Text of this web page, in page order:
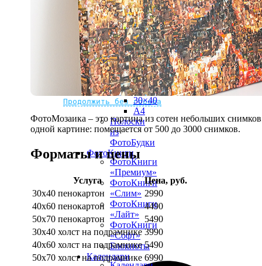
Не нашли Ваш город?
Мы доставляем по всему миру
Продолжить без города
рамке
10х10
10×15
13×18
15×15
15×20
20×20
20×30
30×30
30×40
A4
Полоски
из
ФотоБудки
ФотоКниги
ФотоКниги
«Премиум»
ФотоКниги
«Слим»
ФотоКниги
«Лайт»
ФотоКниги
«Софт»
Блокноты
Календари
ФотоМозаика – это картина из сотен небольших
одной картине: помещается от 500 до 3000 снимков.
Форматы и цены
Услуга
Цена, руб.
30х40 пенокартон
2990
40х60 пенокартон
4490
50х70 пенокартон
5490
30х40 холст на подрамнике 3990
40х60 холст на подрамнике 5490
50х70 холст на подрамнике 6990